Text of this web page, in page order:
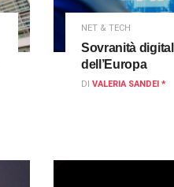
NET & TECH
Sovranità
dell’Europa
DI VALERIA SANDEI *